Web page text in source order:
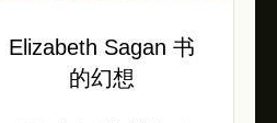
Elizabeth Sagan 书
的幻想